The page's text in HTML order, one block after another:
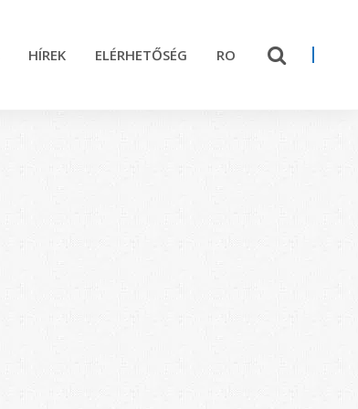
HÍREK ELÉRHETŐSÉG RO